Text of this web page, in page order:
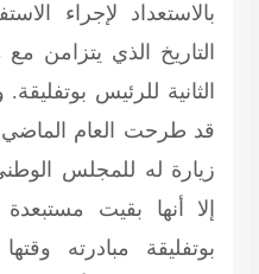
بالاستعداد لإجراء
التاريخ الذي يتزامن
الثانية للرئيس
قد طرحت العام
زيارة له للمجلس الوطني
إلا أنها بقيت
بوتفليقة مبادرته